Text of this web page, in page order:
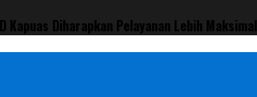
Kapuas Diharapkan Pelayanan Lebih Maksimal